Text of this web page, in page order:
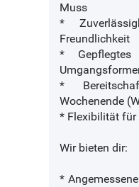
Muss
*
Freundlichkeit
*
*
Wochenende
* Flexibilität für
Wir bieten dir:
*